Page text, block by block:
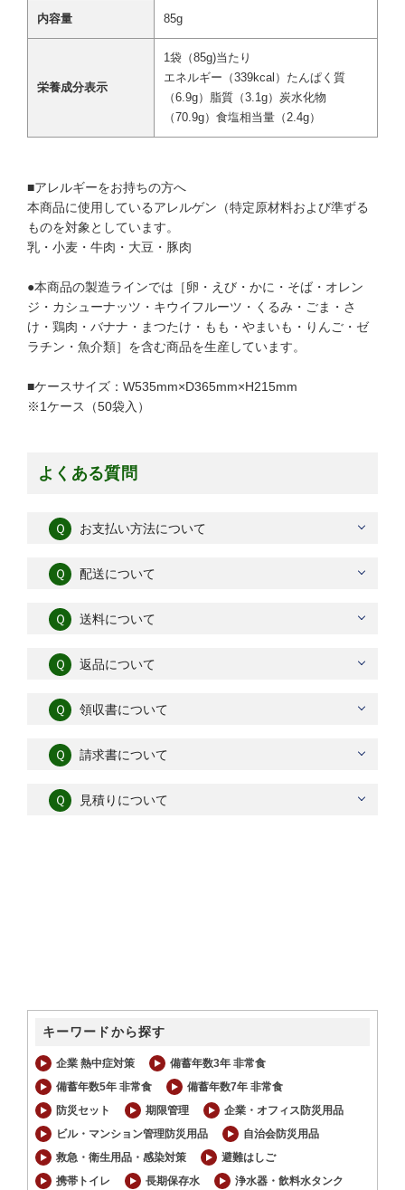
内容量 85g
栄養成分表示
1袋（85g)当たり
エネルギー（339kcal）たんぱく質
（6.9g）脂質（3.1g）炭水化物
（70.9g）食塩相当量（2.4g）
■アレルギーをお持ちの方へ
本商品に使用しているアレルゲン（特定原材料および準ずる
ものを対象としています。
乳・小麦・牛肉・大豆・豚肉
●本商品の製造ラインでは［卵・えび・かに・そば・オレン
ジ・カシューナッツ・キウイフルーツ・くるみ・ごま・さ
け・鶏肉・バナナ・まつたけ・もも・やまいも・りんご・ゼ
ラチン・魚介類］を含む商品を生産しています。
■ケースサイズ：W535mm×D365mm×H215mm
※1ケース（50袋入）
よくある質問
Ｑ お支払い方法について
Ｑ 配送について
Ｑ 送料について
Ｑ 返品について
Ｑ 領収書について
Ｑ 請求書について
Ｑ 見積りについて
キーワードから探す
企業 熱中症対策
備蓄年数3年 非常食
備蓄年数5年 非常食
備蓄年数7年 非常食
防災セット
期限管理
企業・オフィス防災用品
ビル・マンション管理防災用品
自治会防災用品
救急・衛生用品・感染対策
避難はしご
携帯トイレ
長期保存水 浄水器・飲料水タンク